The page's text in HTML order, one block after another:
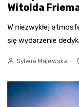
Witolda
W niezwykłej
się wydarzenie
Sylwia Majewska